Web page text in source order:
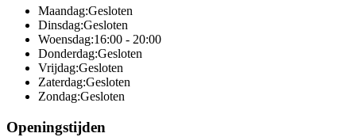
Maandag:Gesloten
Dinsdag:Gesloten
Woensdag:16:00 - 20:00
Donderdag:Gesloten
Vrijdag:Gesloten
Zaterdag:Gesloten
Zondag:Gesloten
Openingstijden